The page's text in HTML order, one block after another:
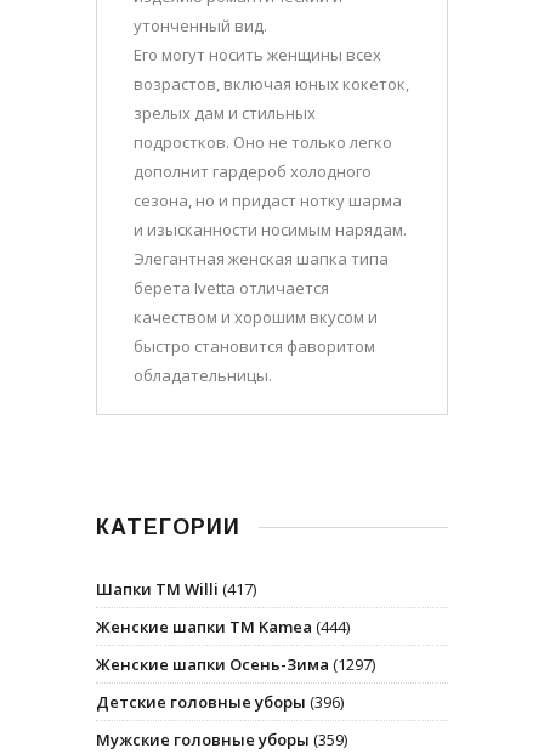
утонченный вид.
Его могут носить женщины всех
возрастов, включая юных кокеток,
зрелых дам и стильных
подростков. Оно не только легко
дополнит гардероб холодного
сезона, но и придаст нотку шарма
и изысканности носимым нарядам.
Элегантная женская шапка типа
берета Ivetta отличается
качеством и хорошим вкусом и
быстро становится фаворитом
обладательницы.
КАТЕГОРИИ
Шапки ТМ Willi (417)
Женские шапки ТМ Kamea (444)
Женские шапки Осень-Зима (1297)
Детские головные уборы (396)
Мужские головные уборы (359)